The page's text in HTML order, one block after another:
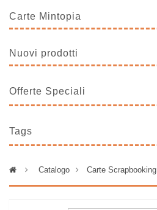
Carte Mintopia
Nuovi prodotti
Offerte Speciali
Tags
> Catalogo > Carte Scrapbooking